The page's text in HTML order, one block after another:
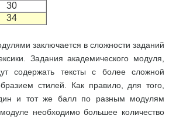
30
34
заключается в сложности заданий
Задания академического модуля,
содержать тексты с более сложной
стилей. Как правило, для того,
и тот же балл по разным модулям
необходимо большее количество